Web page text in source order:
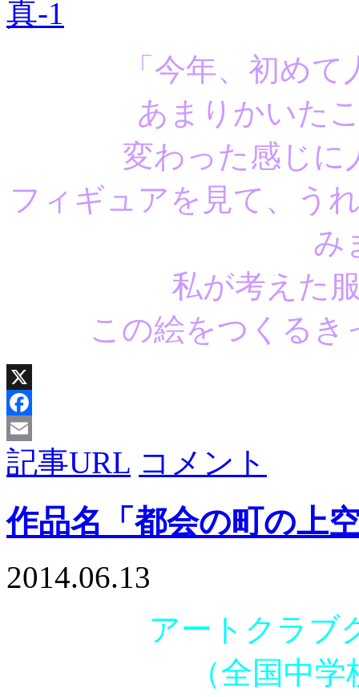
「今年、初め
あまりかいた
変わった感じに
フィギュアを見て、う
み
私が考えた
この絵をつくる
X
Facebook
Email
記事URL コメント
作品名「都会の町の上
2014.06.13
アートクラブ
（全国中